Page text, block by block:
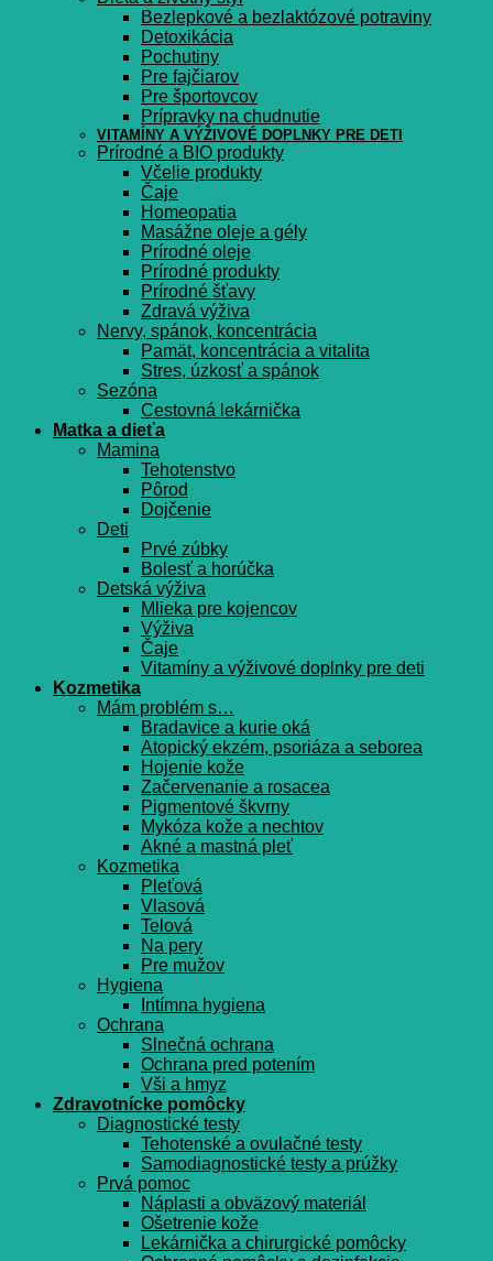
Bezlepkové a bezlaktózové potraviny
Detoxikácia
Pochutiny
Pre fajčiarov
Pre športovcov
Prípravky na chudnutie
VITAMÍNY A VÝŽIVOVÉ DOPLNKY PRE DETI
Prírodné a BIO produkty
Včelie produkty
Čaje
Homeopatia
Masážne oleje a gély
Prírodné oleje
Prírodné produkty
Prírodné šťavy
Zdravá výživa
Nervy, spánok, koncentrácia
Pamät, koncentrácia a vitalita
Stres, úzkosť a spánok
Sezóna
Cestovná lekárnička
Matka a dieťa
Mamina
Tehotenstvo
Pôrod
Dojčenie
Deti
Prvé zúbky
Bolesť a horúčka
Detská výživa
Mlieka pre kojencov
Výživa
Čaje
Vitamíny a výživové doplnky pre deti
Kozmetika
Mám problém s…
Bradavice a kurie oká
Atopický ekzém, psoriáza a seborea
Hojenie kože
Začervenanie a rosacea
Pigmentové škvrny
Mykóza kože a nechtov
Akné a mastná pleť
Kozmetika
Pleťová
Vlasová
Telová
Na pery
Pre mužov
Hygiena
Intímna hygiena
Ochrana
Slnečná ochrana
Ochrana pred potením
Vši a hmyz
Zdravotnícke pomôcky
Diagnostické testy
Tehotenské a ovulačné testy
Samodiagnostické testy a prúžky
Prvá pomoc
Náplasti a obväzový materiál
Ošetrenie kože
Lekárnička a chirurgické pomôcky